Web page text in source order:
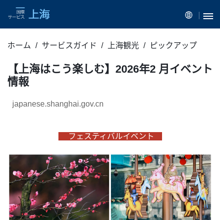
ホーム サービスガイド 上海観光 ピックアップ
【上海はこう楽しむ】2026年2 月イベント
情報
japanese.shanghai.gov.cn
フェスティバルイベント